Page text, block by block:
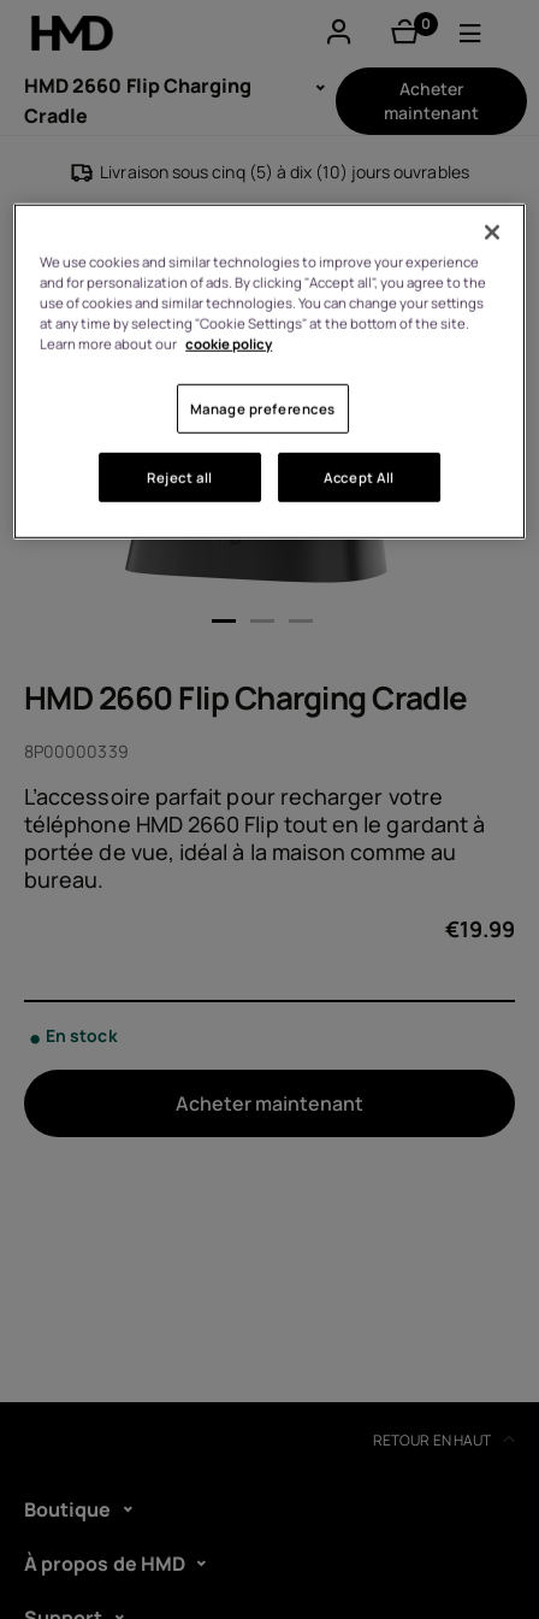
0
éléments
Smartphones
Téléphones classiques
Accessoires
Offres
HMD 2660 Flip Charging
Cradle
Acheter
maintenant
Livraison sous cinq (5) à dix (10) jours ouvrables
HMD 2660 Flip Charging Cradle
8P00000339
L’accessoire parfait pour recharger votre
téléphone HMD 2660 Flip tout en le gardant à
portée de vue, idéal à la maison comme au
bureau.
€19.99
En stock
Acheter maintenant
RETOUR EN HAUT
Boutique
À propos de HMD
We use cookies and similar technologies to improve your experience
and for personalization of ads. By clicking "Accept all", you agree to the
use of cookies and similar technologies. You can change your settings
at any time by selecting "Cookie Settings" at the bottom of the site.
Learn more about our cookie policy
Manage preferences
Reject all Accept All